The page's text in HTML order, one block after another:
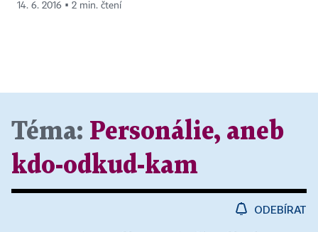
14. 6. 2016 ▪ 2 min. čtení
Téma: Personálie, aneb
kdo-odkud-kam
ODEBÍRAT